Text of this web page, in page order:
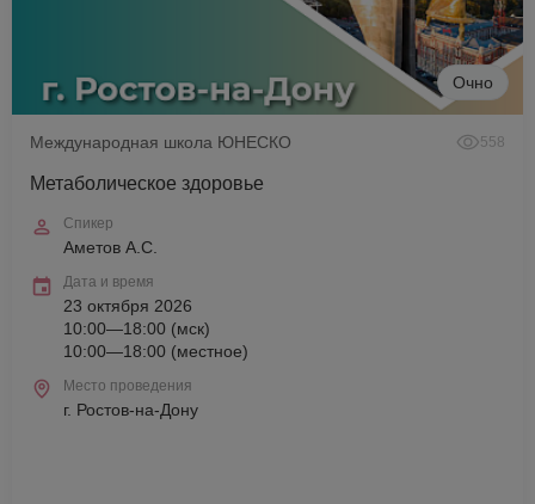
Очно
Международная школа ЮНЕСКО 558
Метаболическое здоровье
Спикер
Аметов А.С.
Дата и время
23 октября 2026
10:00—18:00 (мск)
10:00—18:00 (местное)
Место проведения
г. Ростов-на-Дону